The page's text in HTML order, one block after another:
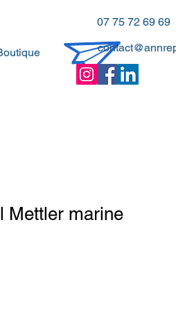
07 75 72 69 69
Mettler marine